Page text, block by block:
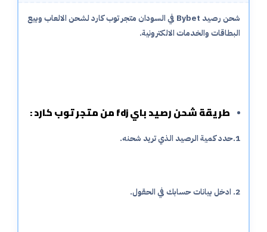
شحن رصيد Bybet في السودان متجر توب كارد لشحن الالعاب وبيع
البطاقات والخدمات الالكترونية.
طريقة شحن رصيد باي fdj من متجر توب كارد :
1.حدد كمية الرصيد الذي تريد شحنه.
2. ادخل بيانات حسابك في الحقول.